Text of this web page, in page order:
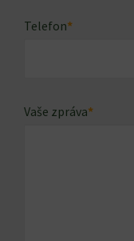
Telefon*
Vaše zpráva*